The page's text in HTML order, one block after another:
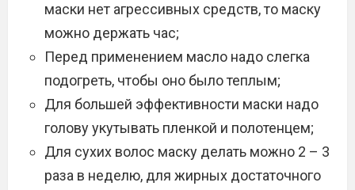
маски нет агрессивных средств, то маску
можно держать час;
Перед применением масло надо слегка
подогреть, чтобы оно было теплым;
Для большей эффективности маски надо
голову укутывать пленкой и полотенцем;
Для сухих волос маску делать можно 2 – 3
раза в неделю, для жирных достаточного